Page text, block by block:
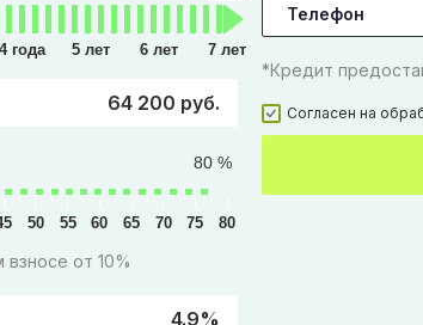
4 года 5 лет 6 лет 7 лет
64 200 руб.
80 %
50 55 60 65 70 75 80
от 10%
4.9%
*Кредит
Согласен на